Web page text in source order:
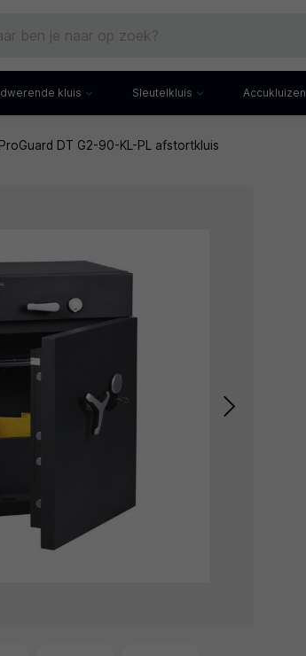
kluis Sleutelkluis
Inbraakwerende sleutelkluis
Accukluizen
DT G2-90-KL-PL afstortkluis